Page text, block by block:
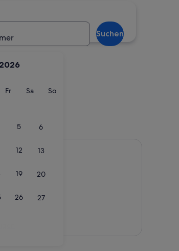
FrFreitag
SaSamstag
SoSonntag
5 6
12 13
19 20
26 27
Suchen